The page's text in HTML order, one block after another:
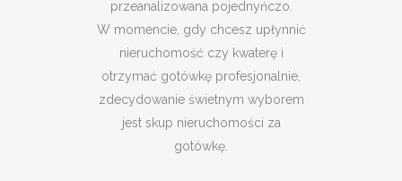
przeanalizowana pojednyńczo.
W momencie, gdy chcesz upłynnić
nieruchomość czy kwaterę i
otrzymać gotówkę profesjonalnie,
zdecydowanie świetnym wyborem
jest skup nieruchomości za
gotówkę.